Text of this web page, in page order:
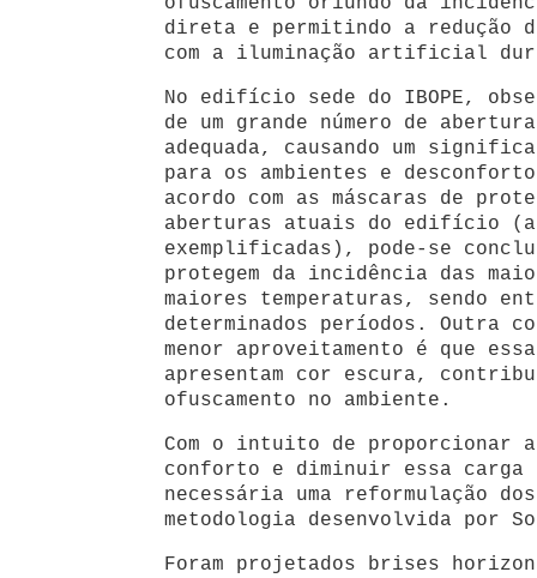
direta e permitindo a redução
com a iluminação artificial
No edifício sede do IBOPE,
de um grande número de
adequada, causando um
para os ambientes e
acordo com as máscaras de
aberturas atuais do edifício
exemplificadas), pode-se
protegem da incidência das
maiores temperaturas, sendo
determinados períodos. Outra
menor aproveitamento é que
apresentam cor escura,
ofuscamento no ambiente.
Com o intuito de proporcionar
conforto e diminuir essa
necessária uma reformulação
metodologia desenvolvida por
Foram projetados brises